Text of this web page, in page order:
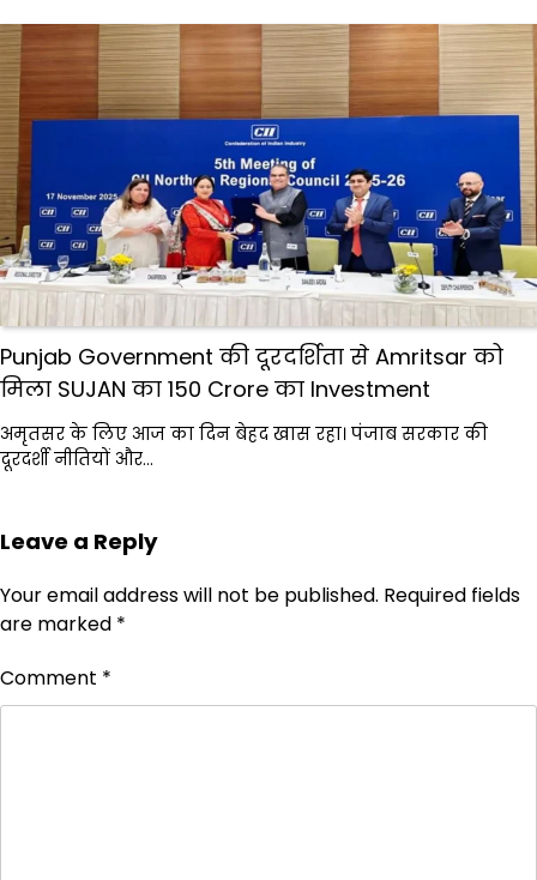
Punjab Government की दूरदर्शिता से Amritsar को
मिला SUJAN का ₹150 Crore का Investment
अमृतसर के लिए आज का दिन बेहद खास रहा। पंजाब सरकार की
दूरदर्शी नीतियों और…
Leave a Reply
Your email address will not be published. Required fields
are marked *
Comment *